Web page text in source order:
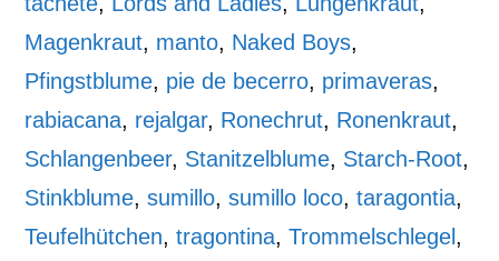
Magenkraut, manto, Naked Boys,
Pfingstblume, pie de becerro, primaveras,
rabiacana, rejalgar, Ronechrut, Ronenkraut,
Schlangenbeer, Stanitzelblume, Starch-Root,
Stinkblume,sumillo,sumillo loco,taragontia,
Teufelhütchen,tragontina,Trommelschlegel ,